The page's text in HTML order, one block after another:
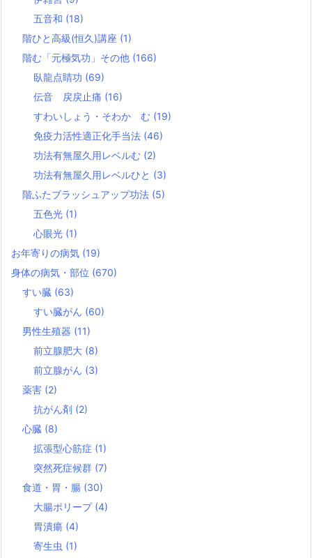
五音和 (18)
階ひと高級(恒久)講座 (1)
階む「元極気功」その他 (166)
臥龍点睛功 (69)
伝音 戻戻止痛 (16)
すわいしょう・そわか む (19)
免疫力活性適正化手当法 (46)
功法有無屋久用レベルむ (2)
功法有無屋久用レベルひと (3)
階ふたブラッシュアップ功法 (5)
五色光 (1)
心眼光 (1)
お年寄りの病気 (19)
身体の病気・部位 (670)
すい臓 (63)
すい臓がん (60)
男性生殖器 (11)
前立腺肥大 (8)
前立腺がん (3)
薬害 (2)
抗がん剤 (2)
心臓 (8)
拡張型心筋症 (1)
突然死症候群 (7)
食道・胃・腸 (30)
大腸ポリープ (4)
胃潰瘍 (4)
寄生虫 (1)